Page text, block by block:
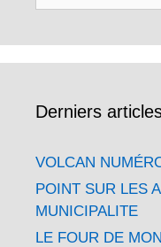
Derniers
VOLCAN
POINT SUR LES
MUNICIPALITE
LE FOUR DE